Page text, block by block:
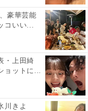
豪華芸能
コいい...
・上田綺
ョットに...
川きよ